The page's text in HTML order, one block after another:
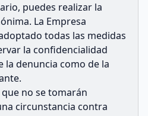
puedes realizar la
La Empresa
todas las medidas
la confidencialidad
denuncia como de la
no se tomarán
circunstancia contra